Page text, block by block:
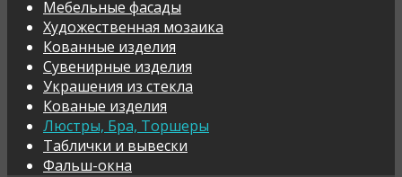
Мебельные фасады
Художественная мозаика
Кованные изделия
Сувенирные изделия
Украшения из стекла
Кованые изделия
Люстры, Бра, Торшеры
Таблички и вывески
Фальш-окна